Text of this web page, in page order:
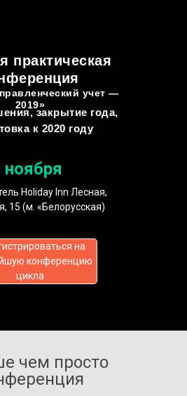
практическая
учет —
2019»
закрытие года,
к 2020 году
на
конференцию
цикла
Holiday Inn Лесная,
15 (м. «Белорусская)
чем просто